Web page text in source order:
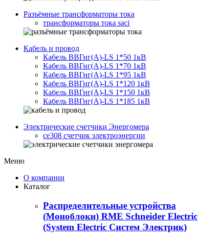
Разъёмные трансформаторы тока
трансформаторы тока saci
Кабель и провод
Кабель ВВГнг(A)-LS 1*50 1кВ
Кабель ВВГнг(A)-LS 1*70 1кВ
Кабель ВВГнг(A)-LS 1*95 1кВ
Кабель ВВГнг(A)-LS 1*120 1кВ
Кабель ВВГнг(A)-LS 1*150 1кВ
Кабель ВВГнг(A)-LS 1*185 1кВ
Электрические счетчики Энергомера
ce308 счетчик электроэнергии
Меню
О компании
Каталог
Распределительные устройства
(Моноблоки) RME Schneider Electric
(System Electric Систем Электрик)